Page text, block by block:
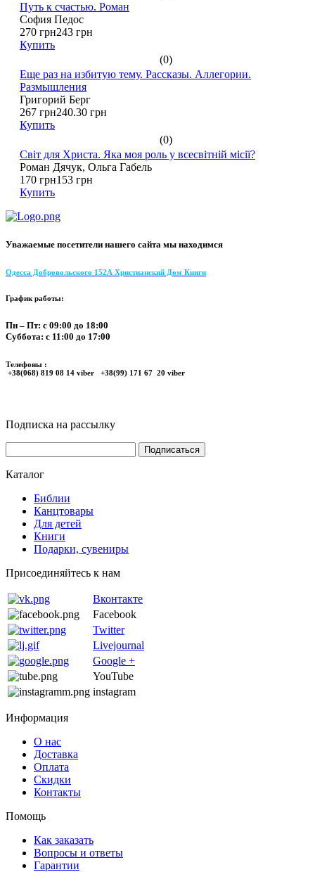
Путь к счастью. Роман
София Педос
270 грн243 грн
Купить
(0)
Еще раз на избитую тему. Рассказы. Аллегории.
Размышления
Григорий Берг
267 грн240.30 грн
Купить
(0)
Світ для Христа. Яка моя роль у всесвітній місії?
Роман Дячук, Ольга Габель
170 грн153 грн
Купить
Уважаемые посетители нашего сайта мы находимся
Одесса Добровольского 152А Христианский Дом Книги
График работы:
Пн – Пт: с 09:00 до 18:00
Суббота: с 11:00 до 17:00
Телефоны :
+38(068) 819 08 14 viber +38(99) 171 67 20 viber
Подписка на рассылку
Каталог
Библии
Канцтовары
Для детей
Книги
Подарки, сувениры
Присоединяйтесь к нам
Вконтакте
Facebook
Twitter
Livejournal
Google +
YouTube
instagram
Информация
О нас
Доставка
Оплата
Скидки
Контакты
Помощь
Как заказать
Вопросы и ответы
Гарантии